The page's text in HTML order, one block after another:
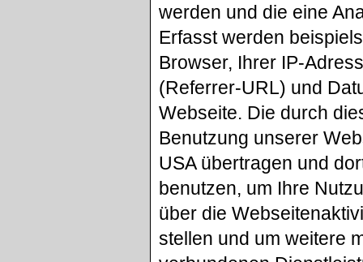
werden und die eine
Erfasst werden
Browser, Ihrer IP-
(Referrer-URL) und
Webseite. Die durch
Benutzung unserer
USA übertragen und
benutzen, um Ihre
über die
stellen und um weitere